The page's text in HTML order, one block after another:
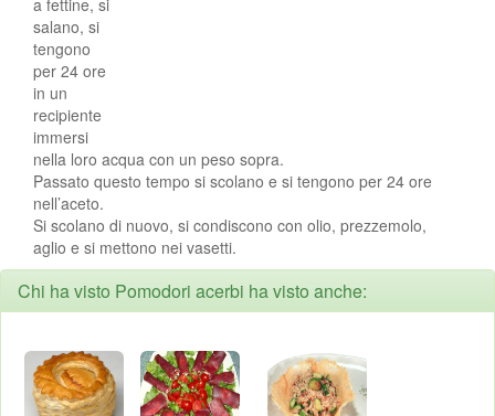
salano, si
tengono
per 24 ore
in un
recipiente
immersi
nella loro acqua con un peso sopra.
Passato questo tempo si scolano e si tengono per 24 ore
nell’aceto.
Si scolano di nuovo, si condiscono con olio, prezzemolo,
aglio e si mettono nei vasetti.
Chi ha visto Pomodori acerbi ha visto anche: